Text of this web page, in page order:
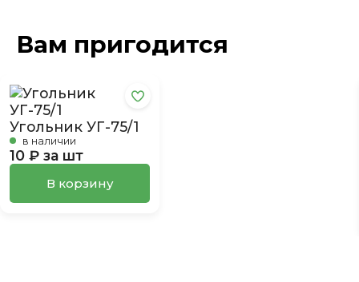
Вам пригодится
Угольник УГ-75/1
в наличии
10 ₽ за шт
В корзину